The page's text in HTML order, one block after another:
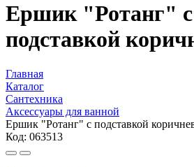
Ершик "Ротанг" с
подставкой
Главная
Каталог
Сантехника
Аксессуары для ванной
Ершик "Ротанг" с подставкой
Код: 063513